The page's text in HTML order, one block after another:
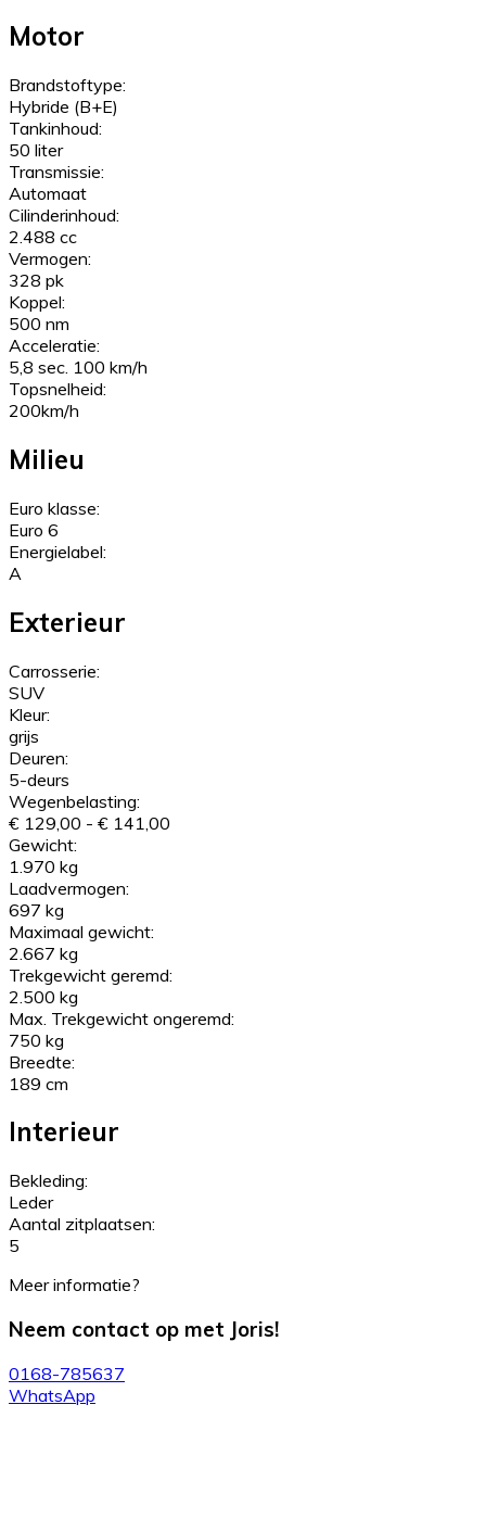
Motor
Brandstoftype:
Hybride (B+E)
Tankinhoud:
50 liter
Transmissie:
Automaat
Cilinderinhoud:
2.488 cc
Vermogen:
328 pk
Koppel:
500 nm
Acceleratie:
5,8 sec. 100 km/h
Topsnelheid:
200km/h
Milieu
Euro klasse:
Euro 6
Energielabel:
A
Exterieur
Carrosserie:
SUV
Kleur:
grijs
Deuren:
5-deurs
Wegenbelasting:
€ 129,00 - € 141,00
Gewicht:
1.970 kg
Laadvermogen:
697 kg
Maximaal gewicht:
2.667 kg
Trekgewicht geremd:
2.500 kg
Max. Trekgewicht ongeremd:
750 kg
Breedte:
189 cm
Interieur
Bekleding:
Leder
Aantal zitplaatsen:
5
Meer informatie?
Neem contact op met Joris!
0168-785637
WhatsApp